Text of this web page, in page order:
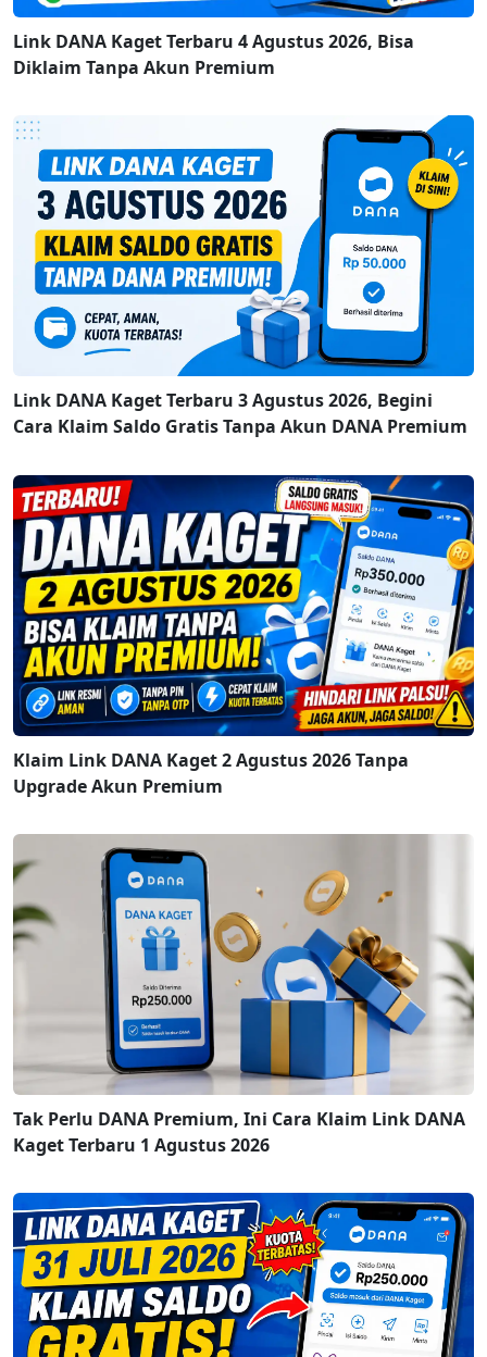
Link DANA Kaget Terbaru 4 Agustus 2026, Bisa
Diklaim Tanpa Akun Premium
Link DANA Kaget Terbaru 3 Agustus 2026, Begini
Cara Klaim Saldo Gratis Tanpa Akun DANA Premium
Klaim Link DANA Kaget 2 Agustus 2026 Tanpa
Upgrade Akun Premium
Tak Perlu DANA Premium, Ini Cara Klaim Link DANA
Kaget Terbaru 1 Agustus 2026